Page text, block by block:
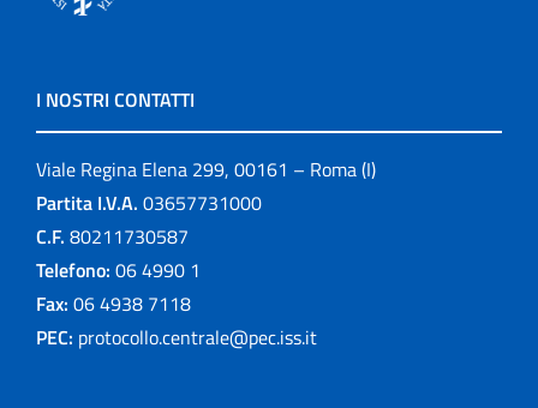
I NOSTRI CONTATTI
Viale Regina Elena 299, 00161 – Roma (I)
Partita I.V.A. 03657731000
C.F. 80211730587
Telefono: 06 4990 1
Fax: 06 4938 7118
PEC: protocollo.centrale@pec.iss.it